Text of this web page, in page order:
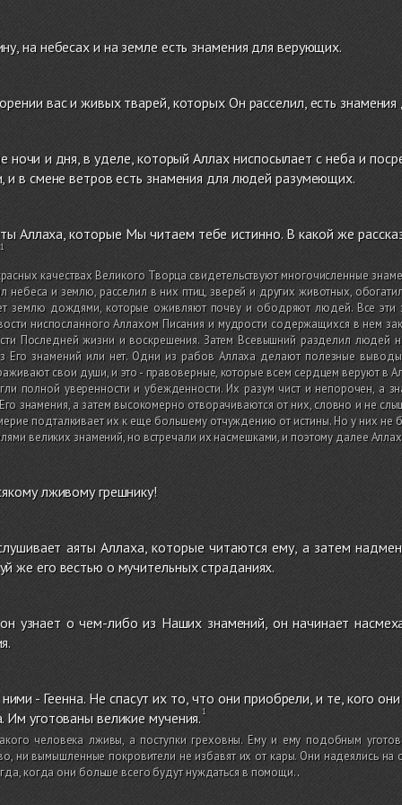
на небесах и на земле есть знамения для верующих.
вас и живых тварей, которых Он расселил, есть
ночи и дня, в уделе, который Аллах ниспосылает с неба и
и в смене ветров есть знамения для людей разумеющих.
Аллаха, которые Мы читаем тебе истинно. В какой же
качествах Великого Творца свидетельствуют многочисленные
небеса и землю, расселил в них птиц, зверей и других животных,
землю дождями, которые оживляют почву и ободряют людей. Все
ниспосланного Аллахом Писания и мудрости содержащихся в нем
Последней жизни и воскрешения. Затем Всевышний разделил людей
Его знамений или нет. Одни из рабов Аллаха делают полезные
свои души, и это - правоверные, которые всем сердцем веруют в
полной уверенности и убежденности. Их разум чист и непорочен, а
знамения, а затем высокомерно отворачиваются от них, словно и не
подталкивает их к еще большему отчуждению от истины. Но у них не
великих знамений, но встречали их насмешками, и поэтому далее
лживому грешнику!
аяты Аллаха, которые читаются ему, а затем
же его вестью о мучительных страданиях.
узнает о чем-либо из Наших знамений, он начинает
- Геенна. Не спасут их то, что они приобрели, и те, кого
Им уготованы великие мучения.
человека лживы, а поступки греховны. Ему и ему подобным
ни вымышленные покровители не избавят их от кары. Они надеялись на
когда они больше всего будут нуждаться в помощи..